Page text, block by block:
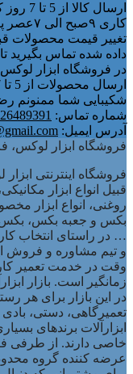
ارسال
کاری
تغییر قیمت محصولات
داده شده تماس بگیرید
در فروشگاه ابزار لوکس
شکیبایی شما ممنونم
شماره تماس: 09213786142
آدرس ایمیل:
فروشگاه ابزار لوکس،
فروشگاه اینترنتی ابزار
قبیل انواع ابزار
روغنی، انواع ابزار
بکس و جعبه بکس،
… در راستای انتخاب
و تیم مشاوره و فروش
وقت در خدمت تعمیر
زمانگیر است. بازار
در این بازار برای هر
تعمیرگاهی، دستی، بادی
ابزارآلات برندهای
خاصی دارند. از طرفی
عرضه کننده گروه